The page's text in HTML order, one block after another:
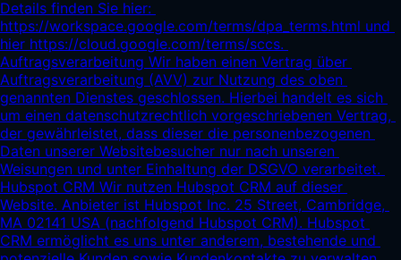
https://workspace.google.com/terms/dpa_terms.html und
hier https://cloud.google.com/terms/sccs.
Auftragsverarbeitung Wir haben einen Vertrag über
Auftragsverarbeitung (AVV) zur Nutzung des oben
genannten Dienstes geschlossen. Hierbei handelt es sich
um einen datenschutzrechtlich vorgeschriebenen Vertrag,
der gewährleistet, dass dieser die personenbezogenen
Daten unserer Websitebesucher nur nach unseren
Weisungen und unter Einhaltung der DSGVO verarbeitet.
Hubspot CRM Wir nutzen Hubspot CRM auf dieser
Website. Anbieter ist Hubspot Inc. 25 Street, Cambridge,
MA 02141 USA (nachfolgend Hubspot CRM). Hubspot
CRM ermöglicht es uns unter anderem, bestehende und